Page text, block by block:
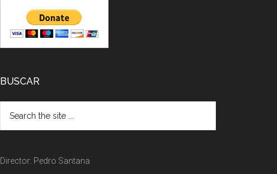
BUSCAR
Director: Pedro Santana